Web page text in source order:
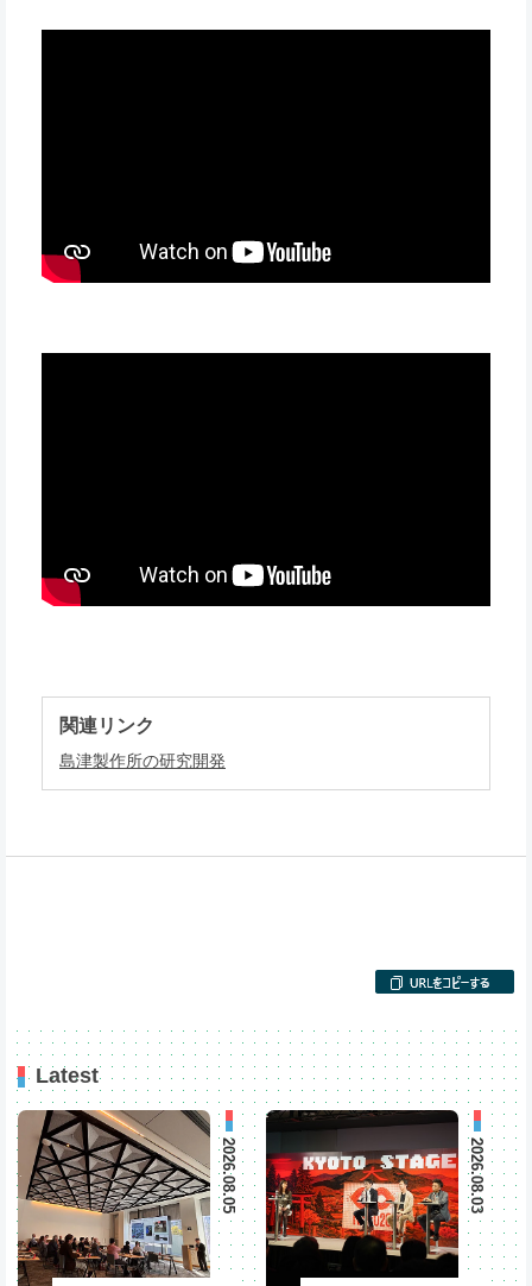
関連リンク
島津製作所の研究開発
Latest
2026.08.05 2026.08.03